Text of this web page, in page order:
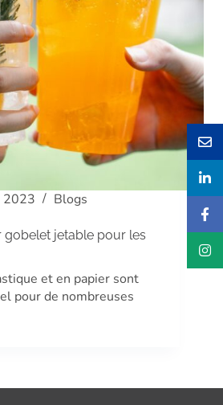
2023 Blogs
gobelet jetable pour les
et en papier sont
pour de nombreuses